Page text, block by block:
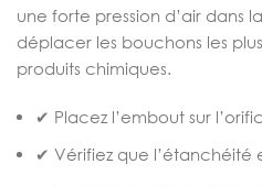
une forte pression d’air dans
déplacer les bouchons les
produits chimiques.
✔ Placez l’embout sur
✔ Vérifiez que l’étanchéité